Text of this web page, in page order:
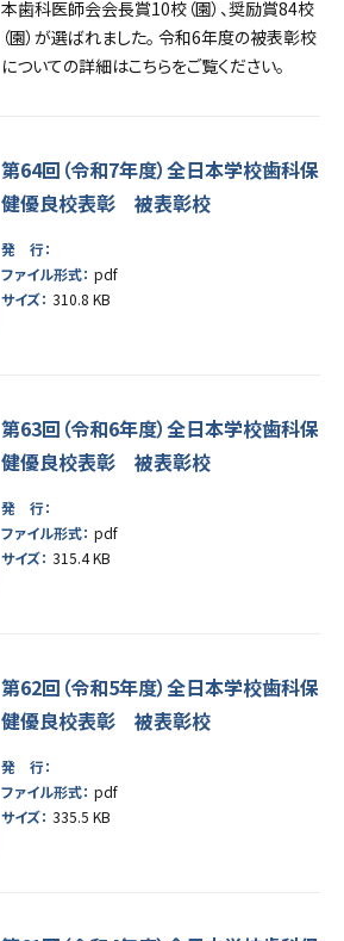
本歯科医師会会長賞10校（園）、奨励賞84校
（園）が選ばれました。 令和6年度の被表彰校
についての詳細はこちらをご覧ください。
第64回（令和7年度）全日本学校歯科保
健優良校表彰 被表彰校
発 行：
ファイル形式： pdf
サイズ： 310.8 KB
第63回（令和6年度）全日本学校歯科保
健優良校表彰 被表彰校
発 行：
ファイル形式： pdf
サイズ： 315.4 KB
第62回（令和5年度）全日本学校歯科保
健優良校表彰 被表彰校
発 行：
ファイル形式： pdf
サイズ： 335.5 KB